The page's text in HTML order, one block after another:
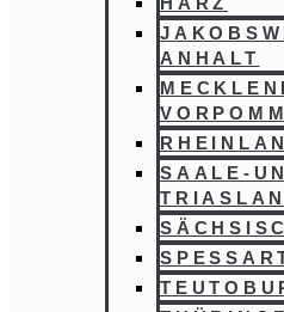
ANHALT
SAALE-